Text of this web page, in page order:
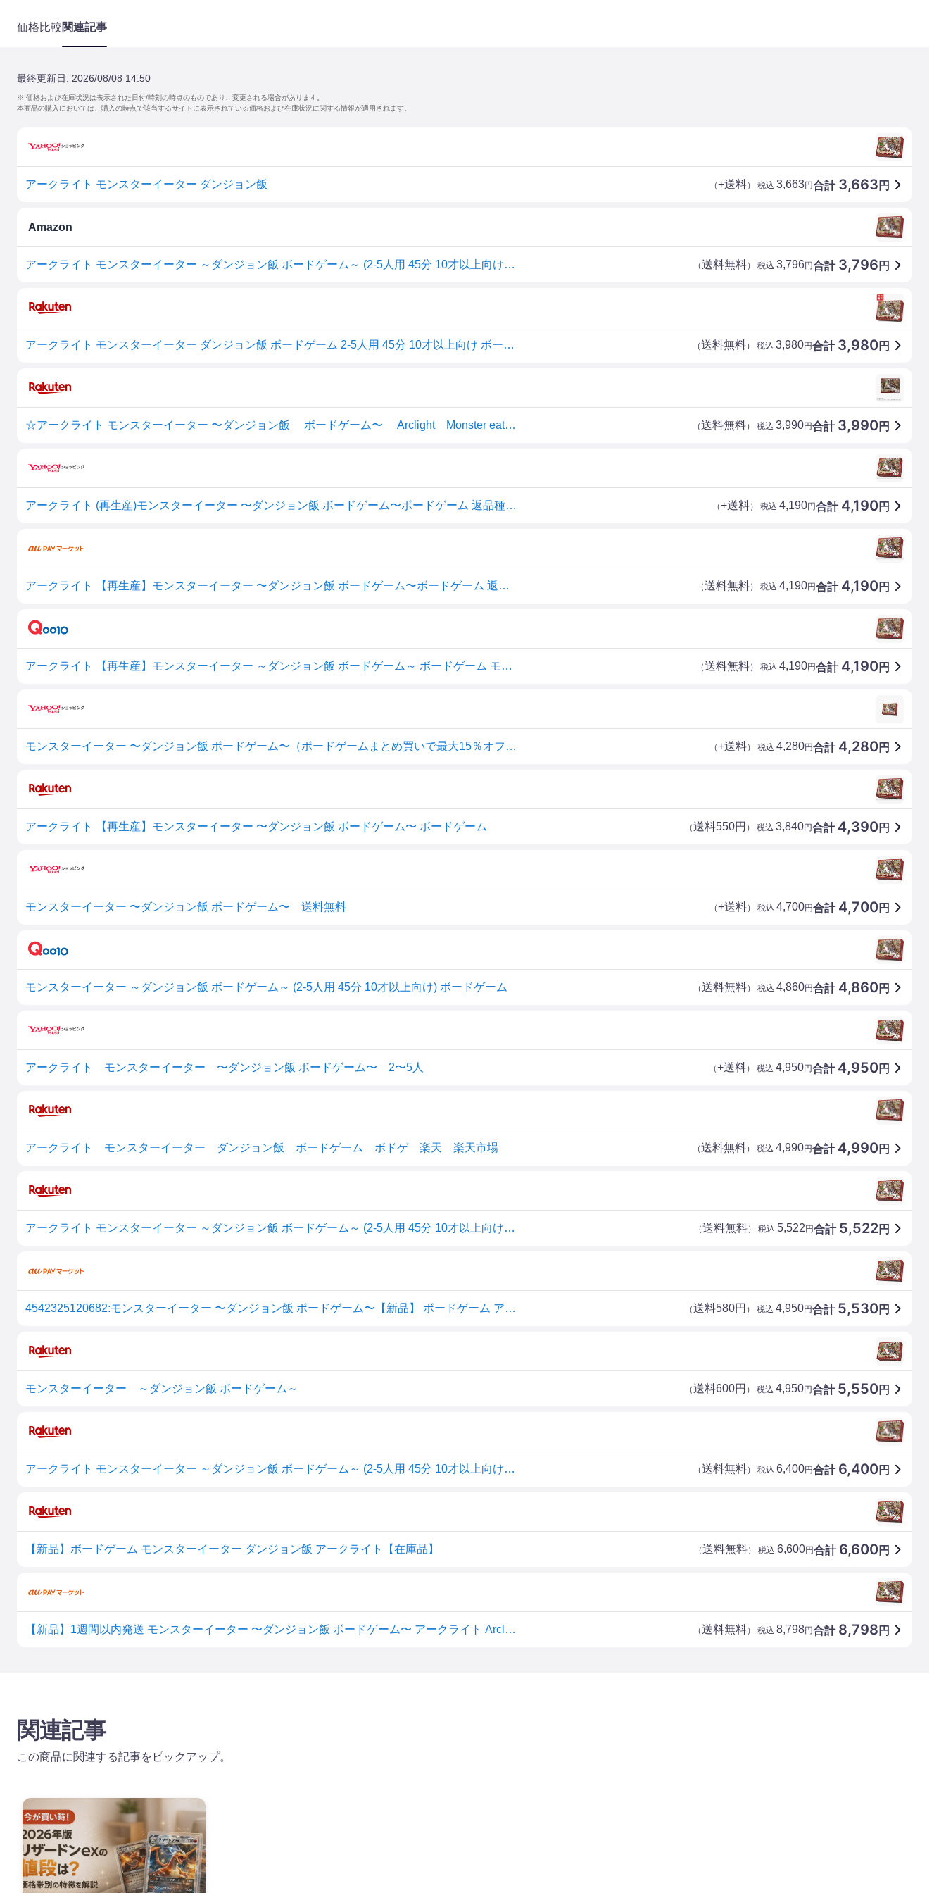
価格比較関連記事
最終更新日: 2026/08/08 14:50
※ 価格および在庫状況は表示された日付/時刻の時点のものであり、変更される場合があります。
本商品の購入においては、購入の時点で該当するサイトに表示されている価格および在庫状況に関する情報が適用されます。
アークライト モンスターイーター ダンジョン飯 合計 3,663 円
（+送料） 税込 3,663円
Amazon
アークライト モンスターイーター ～ダンジョン飯 ボードゲーム～ (2-5人用 45分 10才以上向け) ボードゲーム 合計 3,796 円
（送料無料） 税込 3,796円
アークライト モンスターイーター ダンジョン飯 ボードゲーム 2-5人用 45分 10才以上向け ボードゲーム 合計 3,980円
（送料無料） 税込 3,980円
☆アークライト モンスターイーター 〜ダンジョン飯 ボードゲーム〜 Arclight Monster eater モンスターメーカー ダイスロール モンスター 新品 合計 3,990円
（送料無料） 税込 3,990円
アークライト (再生産)モンスターイーター 〜ダンジョン飯 ボードゲーム〜ボードゲーム 返品種別B 合計 4,190円
（+送料） 税込 4,190円
アークライト 【再生産】モンスターイーター 〜ダンジョン飯 ボードゲーム〜ボードゲーム 返品種別B 合計 4,190円
（送料無料） 税込 4,190円
アークライト 【再生産】モンスターイーター ～ダンジョン飯 ボードゲーム～ ボードゲーム モンスターイーター ダンジョンメシ 合計 4,190円
（送料無料） 税込 4,190円
モンスターイーター 〜ダンジョン飯 ボードゲーム〜（ボードゲームまとめ買いで最大15％オフクーポン対象） 合計 4,280円
（+送料） 税込 4,280円
アークライト 【再生産】モンスターイーター 〜ダンジョン飯 ボードゲーム〜 ボードゲーム 合計 4,390円
（送料550円 ） 税込 3,840円
モンスターイーター 〜ダンジョン飯 ボードゲーム〜 送料無料 合計 4,700円
（+送料） 税込 4,700円
モンスターイーター ～ダンジョン飯 ボードゲーム～ (2-5人用 45分 10才以上向け) ボードゲーム 合計 4,860円
（送料無料） 税込 4,860円
アークライト モンスターイーター 〜ダンジョン飯 ボードゲーム〜 2〜5人 合計 4,950円
（+送料） 税込 4,950円
アークライト モンスターイーター ダンジョン飯 ボードゲーム ボドゲ 楽天 楽天市場 合計 4,990円
（送料無料） 税込 4,990円
アークライト モンスターイーター ～ダンジョン飯 ボードゲーム～ (2-5人用 45分 10才以上向け) ボードゲーム 合計 5,522円
（送料無料） 税込 5,522円
4542325120682:モンスターイーター 〜ダンジョン飯 ボードゲーム〜【新品】 ボードゲーム アナログゲーム テーブルゲ 合計 5,530円
（送料580円 ） 税込 4,950円
モンスターイーター ～ダンジョン飯 ボードゲーム～ 合計 5,550円
（送料600円 ） 税込 4,950円
アークライト モンスターイーター ～ダンジョン飯 ボードゲーム～ (2-5人用 45分 10才以上向け) ボードゲーム 合計 6,400円
（送料無料） 税込 6,400円
【新品】ボードゲーム モンスターイーター ダンジョン飯 アークライト【在庫品】 合計 6,600円
（送料無料） 税込 6,600円
【新品】1週間以内発送 モンスターイーター 〜ダンジョン飯 ボードゲーム〜 アークライト Arclight だんじょんめし おも 合計 8,798 円
（送料無料） 税込 8,798円
関連記事
この商品に関連する記事をピックアップ。